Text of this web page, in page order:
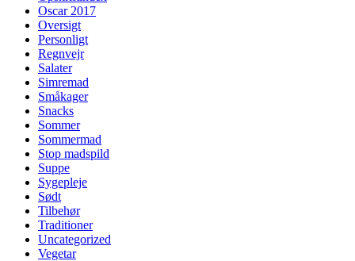
Oscar 2017
Oversigt
Personligt
Regnvejr
Salater
Simremad
Småkager
Snacks
Sommer
Sommermad
Stop madspild
Suppe
Sygepleje
Sødt
Tilbehør
Traditioner
Uncategorized
Vegetar